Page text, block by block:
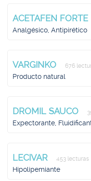
ACETAFEN FORTE
Analgésico, Antipirético
VARGINKO 676
Producto natural
DROMIL SAUCO
Expectorante,
LECIVAR 453 lecturas
Hipolipemiante